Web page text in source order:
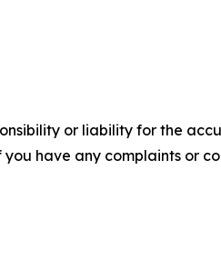
or liability for the
have any complaints or